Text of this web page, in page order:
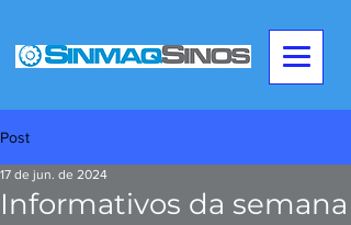
Post
Informativos da semana
17 de jun. de 2024